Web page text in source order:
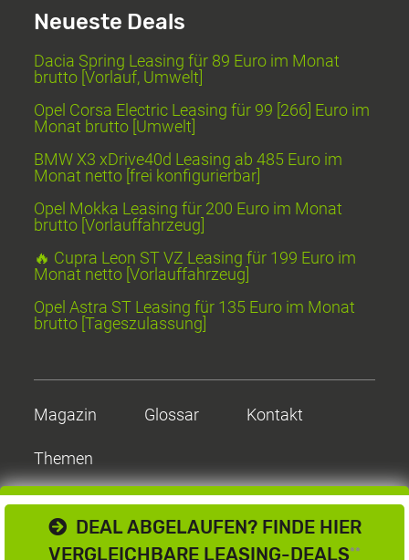
DEAL ABGELAUFEN? FINDE HIER
VERGLEICHBARE LEASING-DEALS**
Neueste Deals
Dacia Spring Leasing für 89 Euro im Monat
brutto [Vorlauf, Umwelt]
Opel Corsa Electric Leasing für 99 [266] Euro im
Monat brutto [Umwelt]
BMW X3 xDrive40d Leasing ab 485 Euro im
Monat netto [frei konfigurierbar]
Opel Mokka Leasing für 200 Euro im Monat
brutto [Vorlauffahrzeug]
🔥 Cupra Leon ST VZ Leasing für 199 Euro im
Monat netto [Vorlauffahrzeug]
Opel Astra ST Leasing für 135 Euro im Monat
brutto [Tageszulassung]
Magazin Glossar Kontakt
Themen